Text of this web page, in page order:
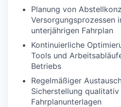
Planung von
Versorgungsprozessen
unterjährigen Fahrplan
Kontinuierliche
Tools und
Betriebs
Regelmäßiger
Sicherstellung
Fahrplanunterlagen